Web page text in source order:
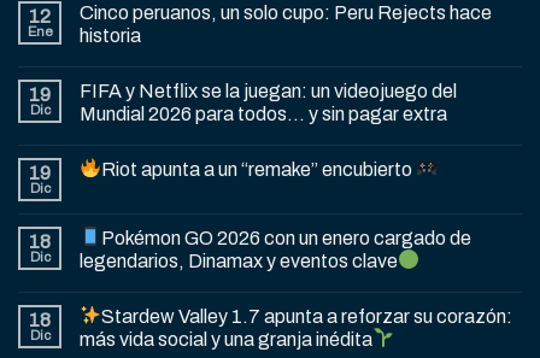
12
Ene
Cinco peruanos, un solo cupo: Peru Rejects hace
historia
19
Dic
FIFA y Netflix se la juegan: un videojuego del
Mundial 2026 para todos… y sin pagar extra
19
Dic
Riot apunta a un “remake” encubierto
18
Dic
Pokémon GO 2026 con un enero cargado de
legendarios, Dinamax y eventos clave
18
Dic
Stardew Valley 1.7 apunta a reforzar su corazón:
más vida social y una granja inédita